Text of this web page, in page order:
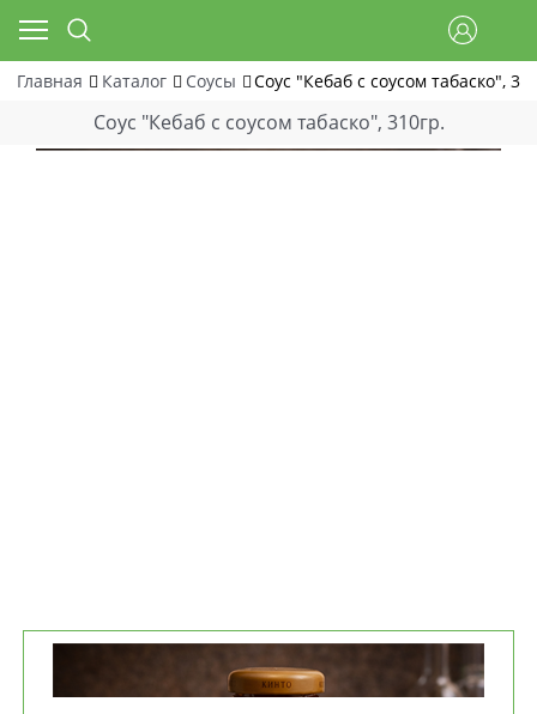
Главная Каталог Соусы Соус "Кебаб с соусом табаско",
Соус "Кебаб с соусом табаско", 310гр.